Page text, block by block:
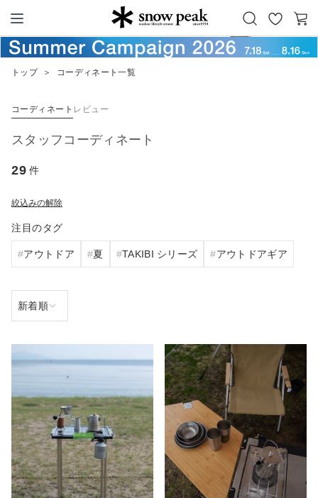
Snow Peak
お
気
カ
ー
トップ ＞ コーディネート一覧
コーディネート レビュー
スタッフコーディネート
29 件
絞込みの解除
注目のタグ
アウトドア 夏 TAKIBI シリーズ アウトドアギア